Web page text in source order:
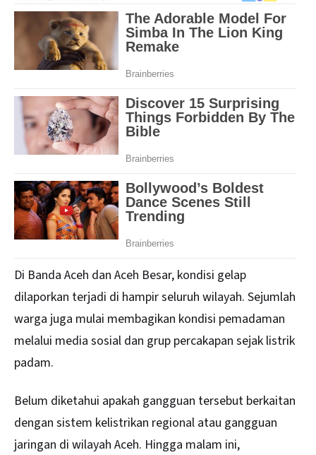
Di Banda Aceh dan Aceh Besar, kondisi gelap
dilaporkan terjadi di hampir seluruh wilayah. Sejumlah
warga juga mulai membagikan kondisi pemadaman
melalui media sosial dan grup percakapan sejak listrik
padam.
Belum diketahui apakah gangguan tersebut berkaitan
dengan sistem kelistrikan regional atau gangguan
jaringan di wilayah Aceh. Hingga malam ini,